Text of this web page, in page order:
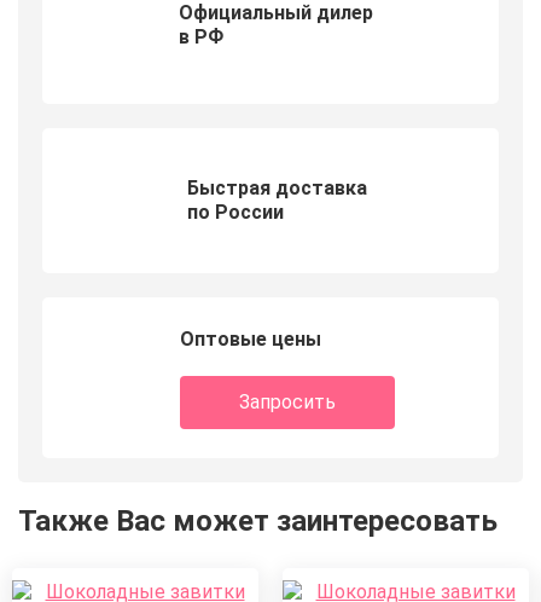
Официальный дилер
в РФ
Быстрая доставка
по России
Оптовые цены
Запросить
Также Вас может заинтересовать